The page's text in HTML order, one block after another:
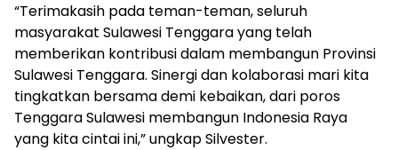
“Terimakasih pada teman-teman, seluruh
masyarakat Sulawesi Tenggara yang telah
memberikan kontribusi dalam membangun Provinsi
Sulawesi Tenggara. Sinergi dan kolaborasi mari kita
tingkatkan bersama demi kebaikan, dari poros
Tenggara Sulawesi membangun Indonesia Raya
yang kita cintai ini,” ungkap Silvester.